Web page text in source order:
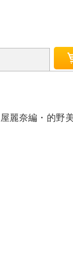
麗奈編・的野